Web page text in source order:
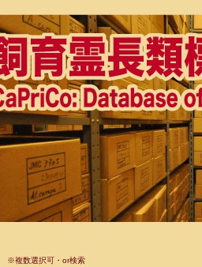
※複数選択可・or検索